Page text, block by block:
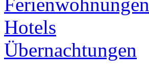
Hotels
Übernachtungen